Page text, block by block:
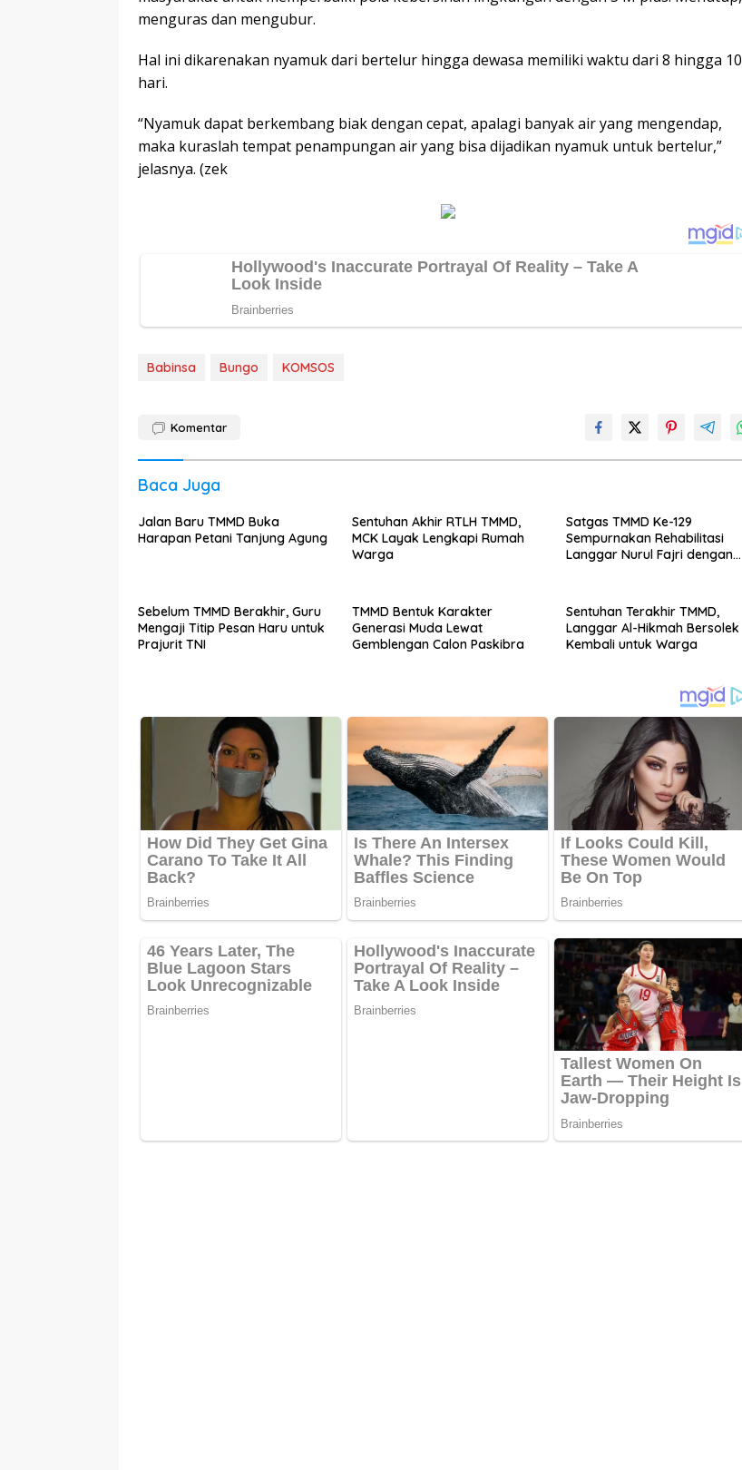
menguras dan mengubur.
Hal ini dikarenakan nyamuk dari bertelur hingga dewasa memiliki waktu dari 8 hingga 10
hari.
“Nyamuk dapat berkembang biak dengan cepat, apalagi banyak air yang mengendap,
maka kuraslah tempat penampungan air yang bisa dijadikan nyamuk untuk bertelur,”
jelasnya. (zek
Babinsa Bungo KOMSOS
Komentar
Baca Juga
Jalan Baru TMMD Buka
Harapan Petani Tanjung Agung
Sentuhan Akhir RTLH TMMD,
MCK Layak Lengkapi Rumah
Warga
Satgas TMMD Ke-129
Sempurnakan Rehabilitasi
Langgar Nurul Fajri dengan
Sebelum TMMD Berakhir, Guru
Mengaji Titip Pesan Haru untuk
Prajurit TNI
TMMD Bentuk Karakter
Generasi Muda Lewat
Gemblengan Calon Paskibra
Sentuhan Terakhir TMMD,
Langgar Al-Hikmah Bersolek
Kembali untuk Warga